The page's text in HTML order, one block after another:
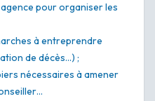
pour organiser les
à entreprendre
de décès…) ;
nécessaires à amener